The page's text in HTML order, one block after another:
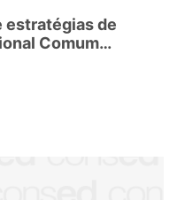
estratégias de
Comum